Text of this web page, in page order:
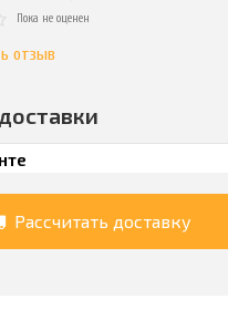
Пока не оценен
отзыв
Рассчитать доставку